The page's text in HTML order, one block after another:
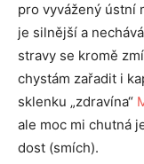
pro vyvážený ústní
je silnější a
stravy se kromě
chystám zařadit i
sklenku „zdravína“
ale moc mi chutná
dost (smích).